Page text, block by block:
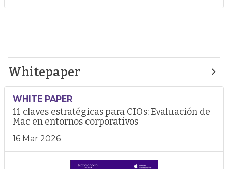
Whitepaper
WHITE PAPER
11 claves estratégicas para CIOs: Evaluación de
Mac en entornos corporativos
16 Mar 2026